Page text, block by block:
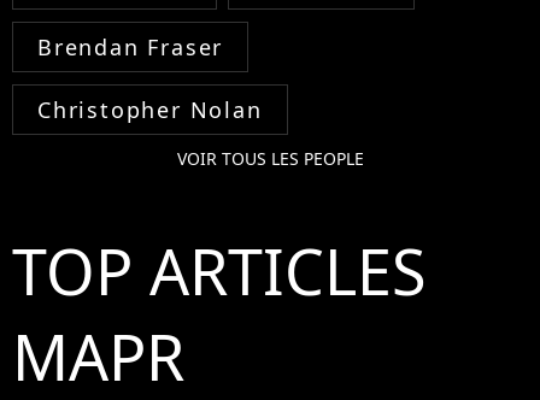
Brendan Fraser
Christopher Nolan
VOIR TOUS LES PEOPLE
TOP ARTICLES
MAPR